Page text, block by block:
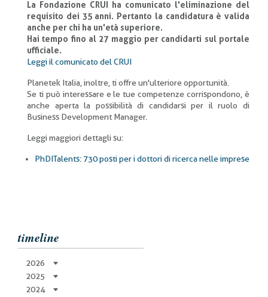
La Fondazione CRUI ha comunicato l'eliminazione del
requisito dei 35 anni. Pertanto la candidatura è valida
anche per chi ha un'età superiore.
Hai tempo fino al 27 maggio per candidarti sul portale
ufficiale.
Leggi il comunicato del CRUI
Planetek Italia, inoltre, ti offre un'ulteriore opportunità.
Se ti può interessare e le tue competenze corrispondono, è
anche aperta la possibilità di candidarsi per il ruolo di
Business Development Manager.
Leggi maggiori dettagli su:
PhDITalents: 730 posti per i dottori di ricerca nelle imprese
timeline
2026
2025
2024